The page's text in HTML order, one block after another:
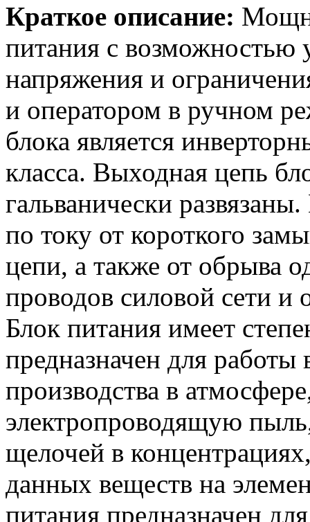
Краткое описание:
питания с возможностью
напряжения и
и оператором в ручном
блока является
класса. Выходная цепь
гальванически
по току от короткого
цепи, а также от обрыва
проводов силовой сети и
Блок питания имеет
предназначен для
производства в
электропроводящую
щелочей в
данных веществ на
питания предназначен